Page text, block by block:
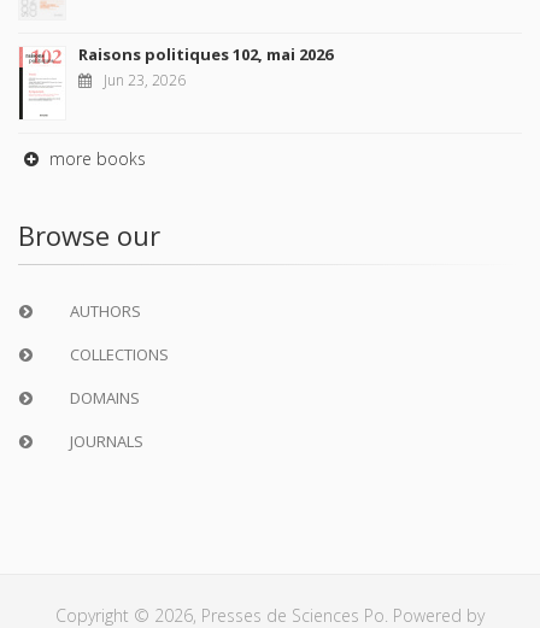
Raisons politiques 102, mai 2026
Jun 23, 2026
more books
Browse our
AUTHORS
COLLECTIONS
DOMAINS
JOURNALS
Copyright © 2026, Presses de Sciences Po. Powered by